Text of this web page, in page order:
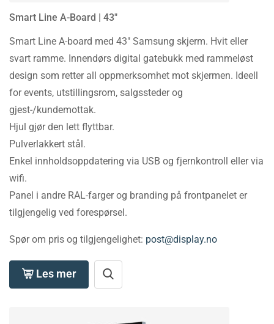
Smart Line A-Board | 43″
Smart Line A-board med 43″ Samsung skjerm. Hvit eller
svart ramme. Innendørs digital gatebukk med rammeløst
design som retter all oppmerksomhet mot skjermen. Ideell
for events, utstillingsrom, salgssteder og
gjest-/kundemottak.
Hjul gjør den lett flyttbar.
Pulverlakkert stål.
Enkel innholdsoppdatering via USB og fjernkontroll eller via
wifi.
Panel i andre RAL-farger og branding på frontpanelet er
tilgjengelig ved forespørsel.
Spør om pris og tilgjengelighet: post@display.no
Les mer